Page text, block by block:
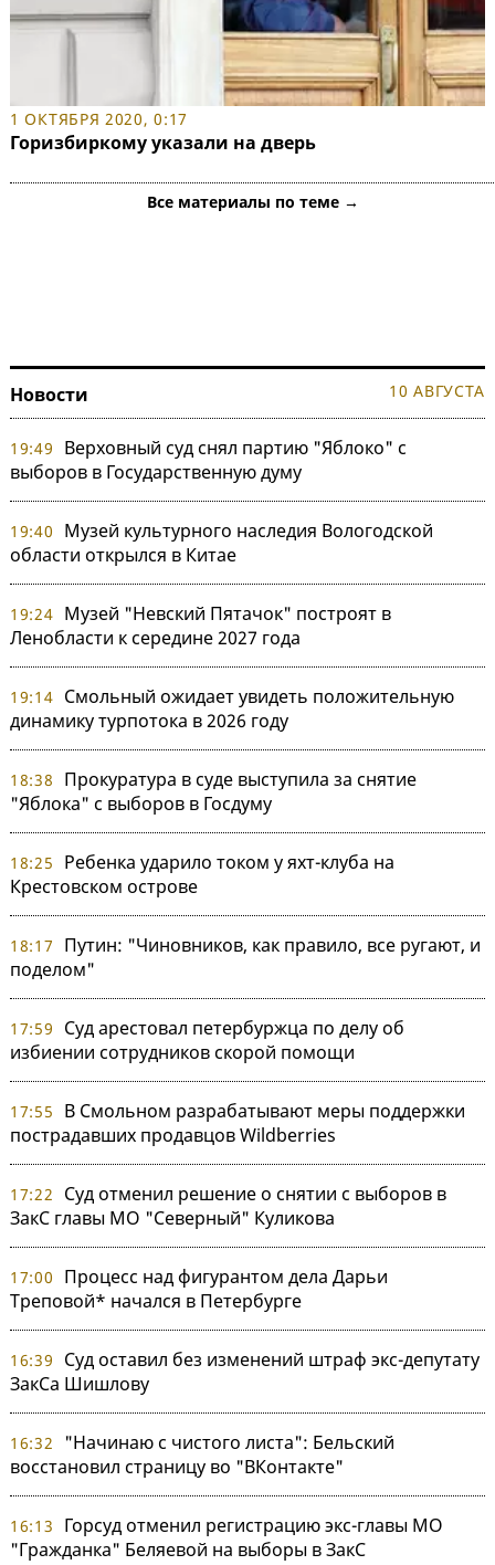
1 ОКТЯБРЯ 2020, 0:17
Горизбиркому указали на дверь
Все материалы по теме →
Новости 10 АВГУСТА
19:49
Верховный суд снял партию "Яблоко" с
выборов в Государственную думу
19:40
Музей культурного наследия Вологодской
области открылся в Китае
19:24 Музей "Невский Пятачок" построят в
Ленобласти к середине 2027 года
19:14 Смольный ожидает увидеть положительную
динамику турпотока в 2026 году
18:38
Прокуратура в суде выступила за снятие
"Яблока" с выборов в Госдуму
18:25
Ребенка ударило током у яхт-клуба на
Крестовском острове
18:17
Путин: "Чиновников, как правило, все ругают, и
поделом"
17:59
Суд арестовал петербуржца по делу об
избиении сотрудников скорой помощи
17:55
В Смольном разрабатывают меры поддержки
пострадавших продавцов Wildberries
17:22
Суд отменил решение о снятии с выборов в
ЗакС главы МО "Северный" Куликова
17:00
Процесс над фигурантом дела Дарьи
Треповой* начался в Петербурге
16:39
Суд оставил без изменений штраф экс-депутату
ЗакСа Шишлову
16:32
"Начинаю с чистого листа": Бельский
восстановил страницу во "ВКонтакте"
16:13
Горсуд отменил регистрацию экс-главы МО
"Гражданка" Беляевой на выборы в ЗакС